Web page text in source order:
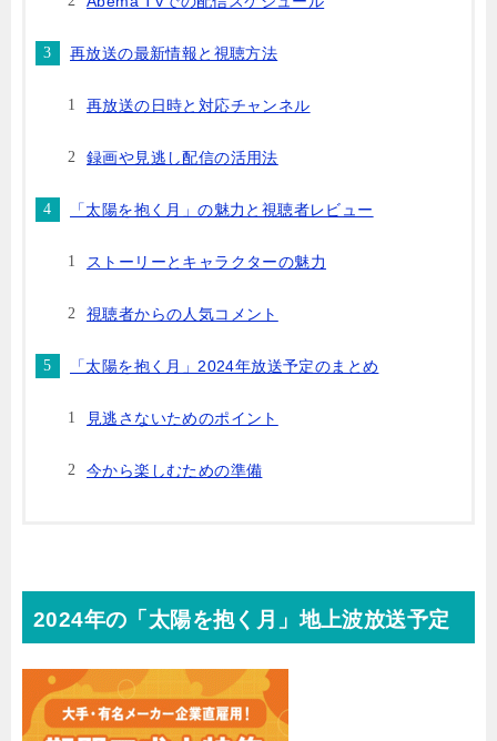
再放送の最新情報と視聴方法
再放送の日時と対応チャンネル
録画や見逃し配信の活用法
「太陽を抱く月」の魅力と視聴者レビュー
ストーリーとキャラクターの魅力
視聴者からの人気コメント
「太陽を抱く月」2024年放送予定のまとめ
見逃さないためのポイント
今から楽しむための準備
2024年の「太陽を抱く月」地上波放送予定